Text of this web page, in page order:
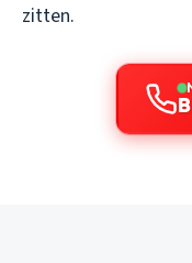
zitten.